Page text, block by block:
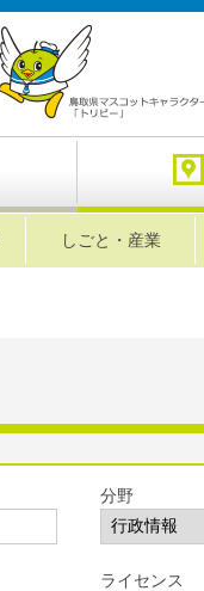
しごと・産業
分野
ライセンス